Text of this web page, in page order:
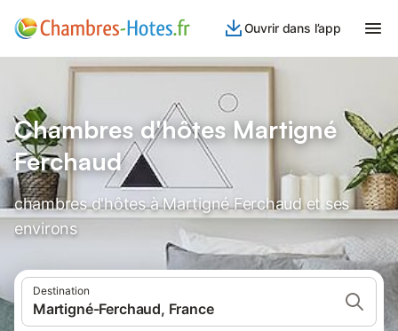
Ouvrir dans l’app
Chambres d'hôtes Martigné
Ferchaud
chambres d'hôtes à Martigné Ferchaud et ses
environs
Destination
Martigné-Ferchaud, France